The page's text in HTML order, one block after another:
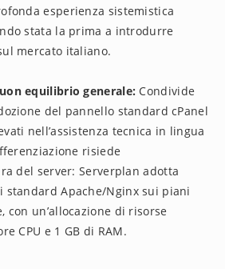
esperienza sistemistica
stata la prima a introdurre
mercato italiano.
equilibrio generale: Condivide
del pannello standard cPanel
nell’assistenza tecnica in lingua
risiede
del server: Serverplan adotta
standard Apache/Nginx sui piani
con un’allocazione di risorse
CPU e 1 GB di RAM.